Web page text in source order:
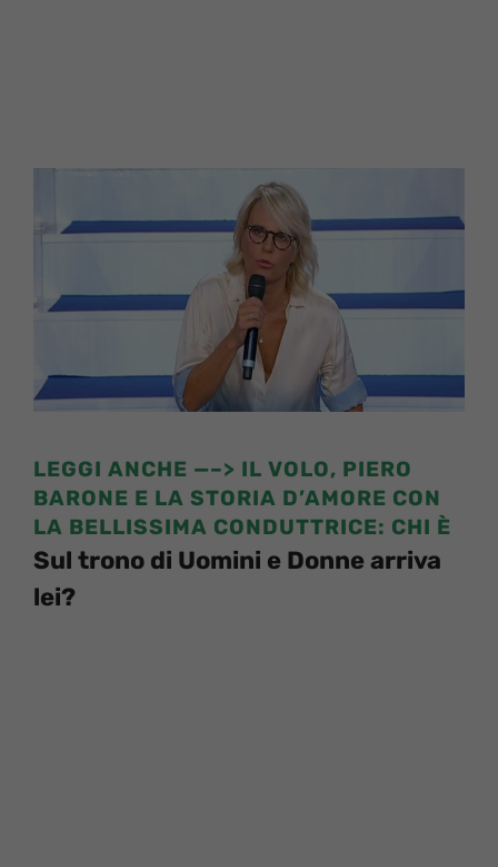
LEGGI ANCHE —–> IL VOLO, PIERO
BARONE E LA STORIA D’AMORE CON
LA BELLISSIMA CONDUTTRICE: CHI È
Sul trono di Uomini e Donne arriva
lei?